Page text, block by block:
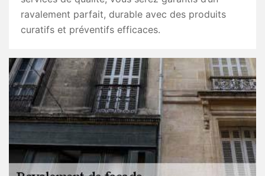
ravalement parfait, durable avec des produits
curatifs et préventifs efficaces.